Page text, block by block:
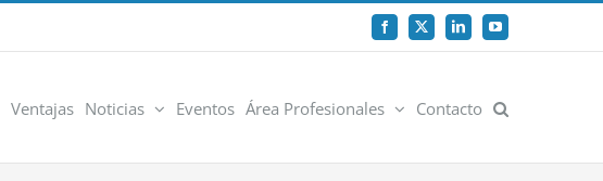
Facebook
X LinkedInYouTube
Ventajas Noticias Eventos Área Profesionales Contacto